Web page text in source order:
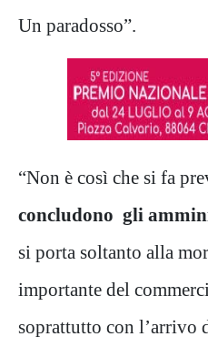
Un paradosso”.
“Non è così che si fa
concludono gli
si porta soltanto alla
importante del
soprattutto con l’arrivo